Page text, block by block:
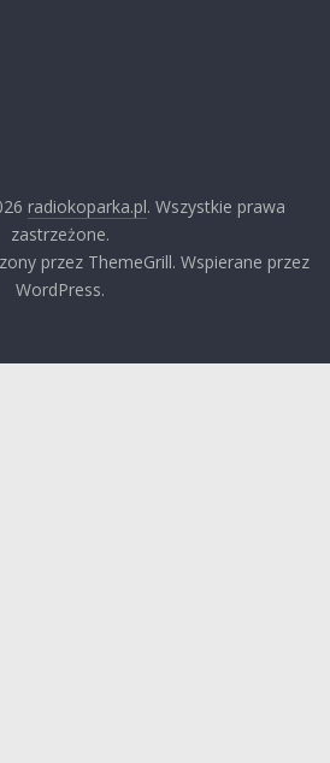
radiokoparka.pl. Wszystkie prawa
zastrzeżone.
przez ThemeGrill. Wspierane przez
WordPress.